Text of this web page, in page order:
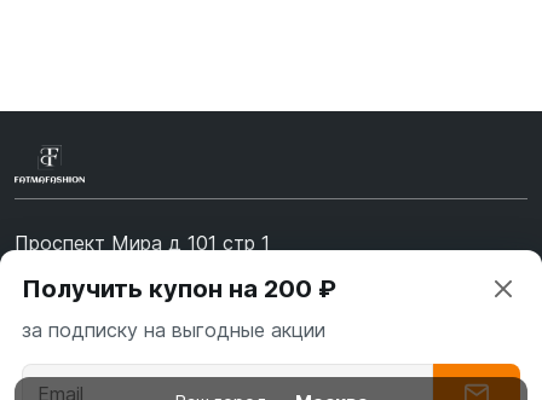
Проспект Мира д 101 стр 1
Время работы: 10:00-19:00. Воскресенье - Выходной
+7 (967) 139-99-31
fatmafashion@mail.ru
Получить купон на 200 ₽
за подписку на выгодные акции